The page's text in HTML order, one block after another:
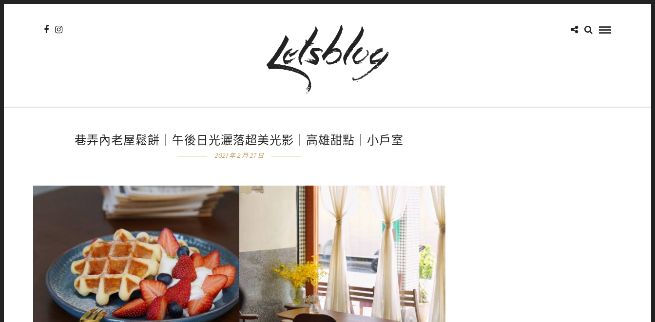
巷弄內老屋鬆餅｜午後日光灑落超美光影｜高雄甜點｜小戶室
2021 年 2 月 27 日